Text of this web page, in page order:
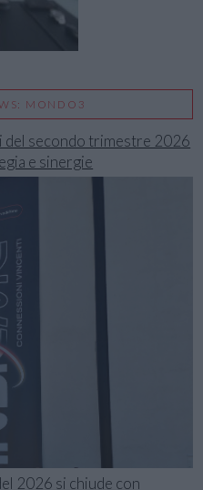
MONDO3
del secondo trimestre 2026
e sinergie
2026 si chiude con